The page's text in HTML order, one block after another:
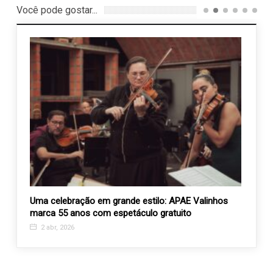
Você pode gostar...
Uma celebração em grande estilo: APAE Valinhos
marca 55 anos com espetáculo gratuito
2 abr, 2026